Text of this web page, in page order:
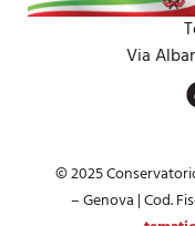
Via
© 2025
– Genova | Cod.